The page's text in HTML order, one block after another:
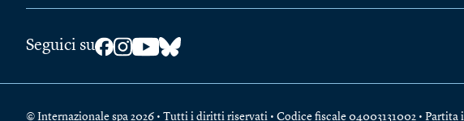
Seguici su
© Internazionale spa 2026 • Tutti i diritti riservati • Codice fiscale 04003131002 • Partita